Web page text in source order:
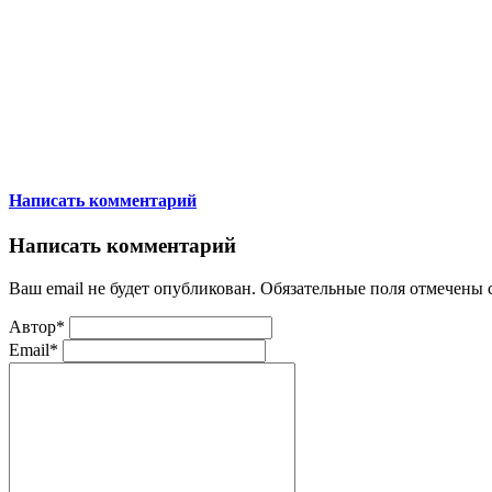
Написать комментарий
Написать комментарий
Ваш email не будет опубликован. Обязательные поля отмечены
Автор*
Email*